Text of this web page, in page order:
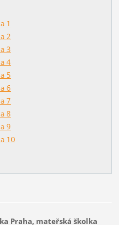
1
2
3
4
5
6
7
8
9
10
Praha, mateřská školka